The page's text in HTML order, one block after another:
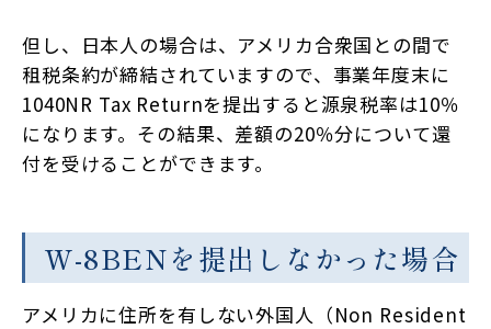
但し、日本人の場合は、アメリカ合衆国との間で
租税条約が締結されていますので、事業年度末に
1040NR Tax Returnを提出すると源泉税率は10％
になります。その結果、差額の20％分について還
付を受けることができます。
W-8BENを提出しなかった場合
アメリカに住所を有しない外国人（Non Resident